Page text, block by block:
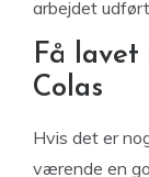
arbejdet
Få
Colas
Hvis det er
værende en